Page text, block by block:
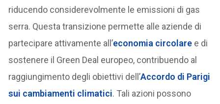
riducendo considerevolmente le emissioni di gas
serra. Questa transizione permette alle aziende di
partecipare attivamente all’economia circolare e di
sostenere il Green Deal europeo, contribuendo al
raggiungimento degli obiettivi dell’Accordo di Parigi
sui cambiamenti climatici. Tali azioni possono